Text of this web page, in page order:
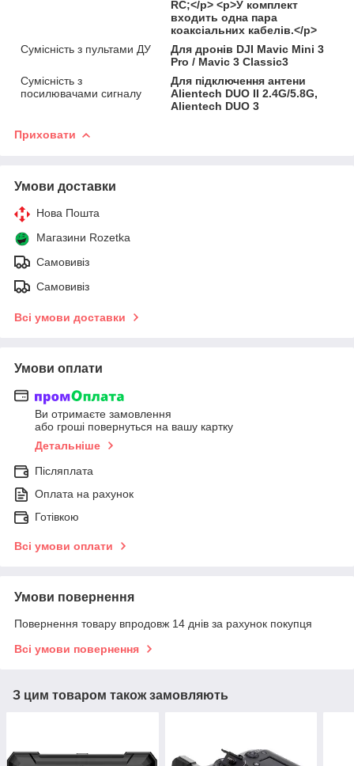
RC;</p> <p>У комплект
входить одна пара
коаксіальних кабелів.</p>
Сумісність з пультами ДУ
Для дронів DJI Mavic Mini 3
Pro / Mavic 3 Classic3
Сумісність з
посилювачами сигналу
Для підключення антени
Alientech DUO II 2.4G/5.8G,
Alientech DUO 3
Приховати
Умови доставки
Нова Пошта
Магазини Rozetka
Самовивіз
Самовивіз
Всі умови доставки
Умови оплати
Ви отримаєте замовлення
або гроші повернуться на вашу картку
Детальніше
Післяплата
Оплата на рахунок
Готівкою
Всі умови оплати
Умови повернення
Повернення товару впродовж 14 днів за рахунок покупця
Всі умови повернення
З цим товаром також замовляють